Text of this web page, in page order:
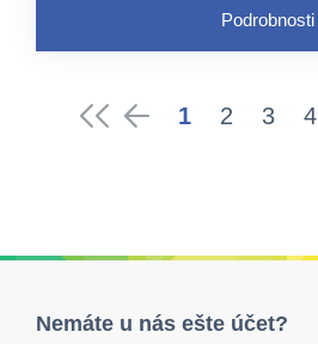
Podrobnosti
1 2 3 4
Nemáte u nás ešte účet?